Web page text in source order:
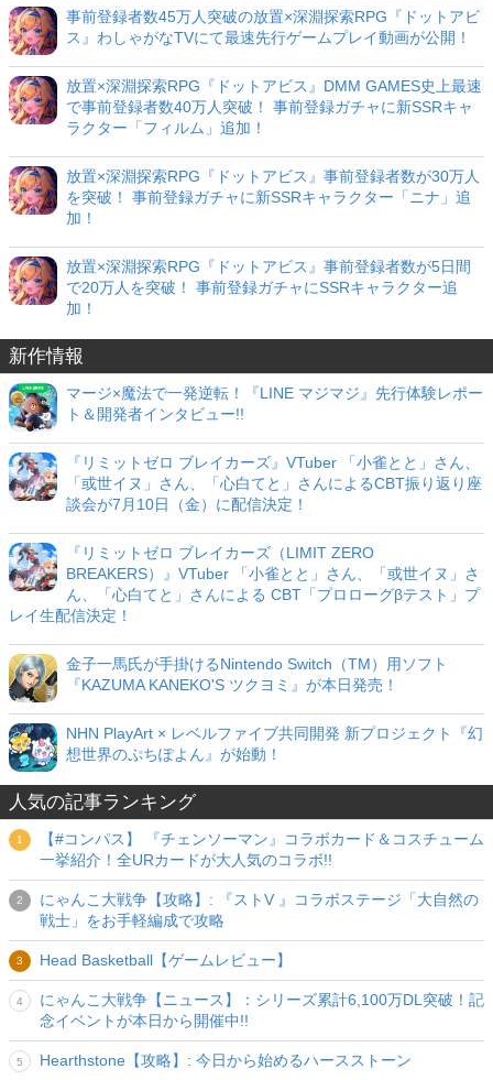
事前登録者数45万人突破の放置×深淵探索RPG『ドットアビ
ス』わしゃがなTVにて最速先行ゲームプレイ動画が公開！
放置×深淵探索RPG『ドットアビス』DMM GAMES史上最速
で事前登録者数40万人突破！ 事前登録ガチャに新SSRキャ
ラクター「フィルム」追加！
放置×深淵探索RPG『ドットアビス』事前登録者数が30万人
を突破！ 事前登録ガチャに新SSRキャラクター「ニナ」追
加！
放置×深淵探索RPG『ドットアビス』事前登録者数が5日間
で20万人を突破！ 事前登録ガチャにSSRキャラクター追
加！
新作情報
マージ×魔法で一発逆転！『LINE マジマジ』先行体験レポー
ト＆開発者インタビュー!!
『リミットゼロ ブレイカーズ』VTuber 「小雀とと」さん、
「或世イヌ」さん、「心白てと」さんによるCBT振り返り座
談会が7月10日（金）に配信決定！
『リミットゼロ ブレイカーズ（LIMIT ZERO
BREAKERS）』VTuber 「小雀とと」さん、「或世イヌ」さ
ん、「心白てと」さんによる CBT「プロローグβテスト」プ
レイ生配信決定！
金子一馬氏が手掛けるNintendo Switch（TM）用ソフト
『KAZUMA KANEKO'S ツクヨミ』が本日発売！
NHN PlayArt × レベルファイブ共同開発 新プロジェクト『幻
想世界のぷちぽよん』が始動！
人気の記事ランキング
【#コンパス】 『チェンソーマン』コラボカード＆コスチューム
一挙紹介！全URカードが大人気のコラボ!!
にゃんこ大戦争【攻略】: 『ストV 』コラボステージ「大自然の
戦士」をお手軽編成で攻略
Head Basketball【ゲームレビュー】
にゃんこ大戦争【ニュース】：シリーズ累計6,100万DL突破！記
念イベントが本日から開催中!!
Hearthstone【攻略】: 今日から始めるハースストーン